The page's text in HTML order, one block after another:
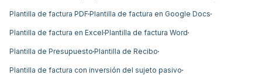
Plantilla de factura PDF Plantilla de factura en Google Docs
Plantilla de factura en Excel Plantilla de factura Word
Plantilla de Presupuesto Plantilla de Recibo
Plantilla de factura con inversión del sujeto pasivo